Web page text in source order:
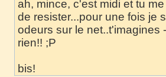
ah, mince, c'est midi et tu
de resister...pour une fois je
odeurs sur le
rien!! ;P
bis!